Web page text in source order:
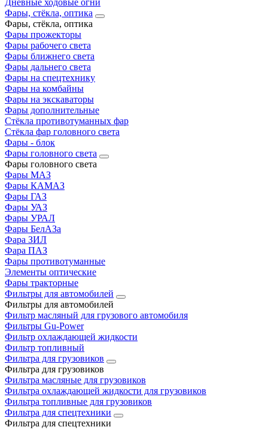
Дневные ходовые огни
Фары, стёкла, оптика
Фары, стёкла, оптика
Фары прожекторы
Фары рабочего света
Фары ближнего света
Фары дальнего света
Фары на спецтехнику
Фары на комбайны
Фары на экскаваторы
Фары дополнительные
Стёкла противотуманных фар
Стёкла фар головного света
Фары - блок
Фары головного света
Фары головного света
Фары МАЗ
Фары КАМАЗ
Фары ГАЗ
Фары УАЗ
Фары УРАЛ
Фары БелАЗа
Фара ЗИЛ
Фара ПАЗ
Фары противотуманные
Элементы оптические
Фары тракторные
Фильтры для автомобилей
Фильтры для автомобилей
Фильтр масляный для грузового автомобиля
Фильтры Gu-Power
Фильтр охлаждающей жидкости
Фильтр топливный
Фильтра для грузовиков
Фильтра для грузовиков
Фильтра масляные для грузовиков
Фильтра охлаждающей жидкости для грузовиков
Фильтра топливные для грузовиков
Фильтра для спецтехники
Фильтра для спецтехники